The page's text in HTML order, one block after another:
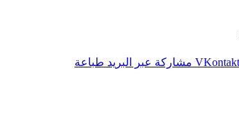
مشاركة عبر البريد طباعة